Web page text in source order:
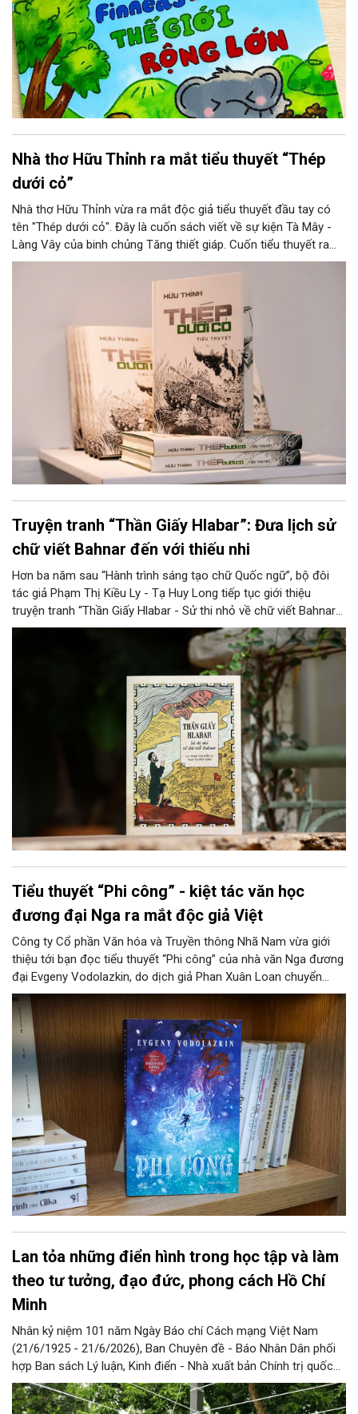
Nhà thơ Hữu Thỉnh ra mắt tiểu thuyết “Thép
dưới cỏ”
Nhà thơ Hữu Thỉnh vừa ra mắt độc giả tiểu thuyết đầu tay có
tên "Thép dưới cỏ". Đây là cuốn sách viết về sự kiện Tà Mây -
Làng Vây của binh chủng Tăng thiết giáp. Cuốn tiểu thuyết ra
mắt đầu tháng 7, như món quà tri ân không chỉ độc giả, mà còn
dành tặng cho những người lính đã vĩnh viễn nằm lại trong lòng
đất mẹ, cùng những cựu chiến binh, những thương bệnh binh đã
có một thời thanh xuân “hoa lửa” đáng tự hào của mình.
Truyện tranh “Thần Giấy Hlabar”: Đưa lịch sử
chữ viết Bahnar đến với thiếu nhi
Hơn ba năm sau “Hành trình sáng tạo chữ Quốc ngữ”, bộ đôi
tác giả Phạm Thị Kiều Ly - Tạ Huy Long tiếp tục giới thiệu
truyện tranh “Thần Giấy Hlabar - Sử thi nhỏ về chữ viết Bahnar”.
Tác phẩm được chuyển thể từ một công trình nghiên cứu về
lịch sử chữ viết Bahnar, qua đó góp phần đưa đề tài ngôn ngữ
Tiểu thuyết “Phi công” - kiệt tác văn học
đương đại Nga ra mắt độc giả Việt
Công ty Cổ phần Văn hóa và Truyền thông Nhã Nam vừa giới
thiệu tới bạn đọc tiểu thuyết “Phi công” của nhà văn Nga đương
đại Evgeny Vodolazkin, do dịch giả Phan Xuân Loan chuyển
ngữ. Tác phẩm được đánh giá là một trong những tiểu thuyết
Nga nổi bật nhất của thập niên 2010.
Lan tỏa những điển hình trong học tập và làm
theo tư tưởng, đạo đức, phong cách Hồ Chí
Minh
Nhân kỷ niệm 101 năm Ngày Báo chí Cách mạng Việt Nam
(21/6/1925 - 21/6/2026), Ban Chuyên đề - Báo Nhân Dân phối
hợp Ban sách Lý luận, Kinh điển - Nhà xuất bản Chính trị quốc
gia Sự thật xuất bản cuốn sách “Hoa vườn Bác” (Những điển
hình tiêu biểu trong học tập và làm theo tư tưởng, đạo đức,